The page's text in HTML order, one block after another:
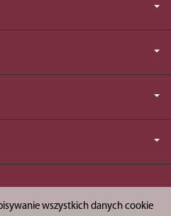
wszystkich danych cookie